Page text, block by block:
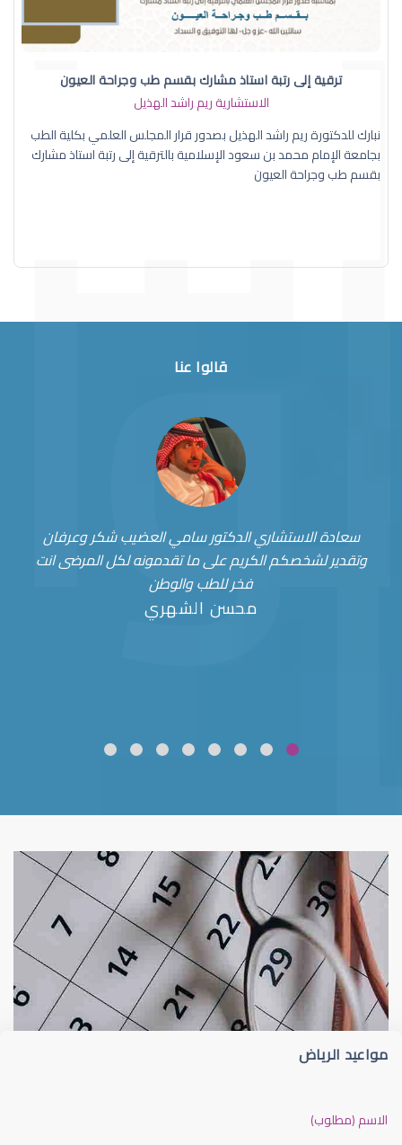
ترقية إلى رتبة استاذ مشارك بقسم طب وجراحة العيون
الاستشارية ريم راشد الهذيل
نبارك للدكتورة ريم راشد الهذيل بصدور قرار المجلس العلمي بكلية الطب
بجامعة الإمام محمد بن سعود الإسلامية بالترقية إلى رتبة استاذ مشارك
بقسم طب وجراحة العيون
قالوا عنا
سعادة الاستشاري الدكتور سامي العضيب شكر وعرفان
وتقدير لشخصكم الكريم على ما تقدمونه لكل المرضى انت
فخر للطب والوطن
محسن الشهري
قلوبال لرعاية العين ضعف نظر
مواعيد الرياض
الاسم (مطلوب)